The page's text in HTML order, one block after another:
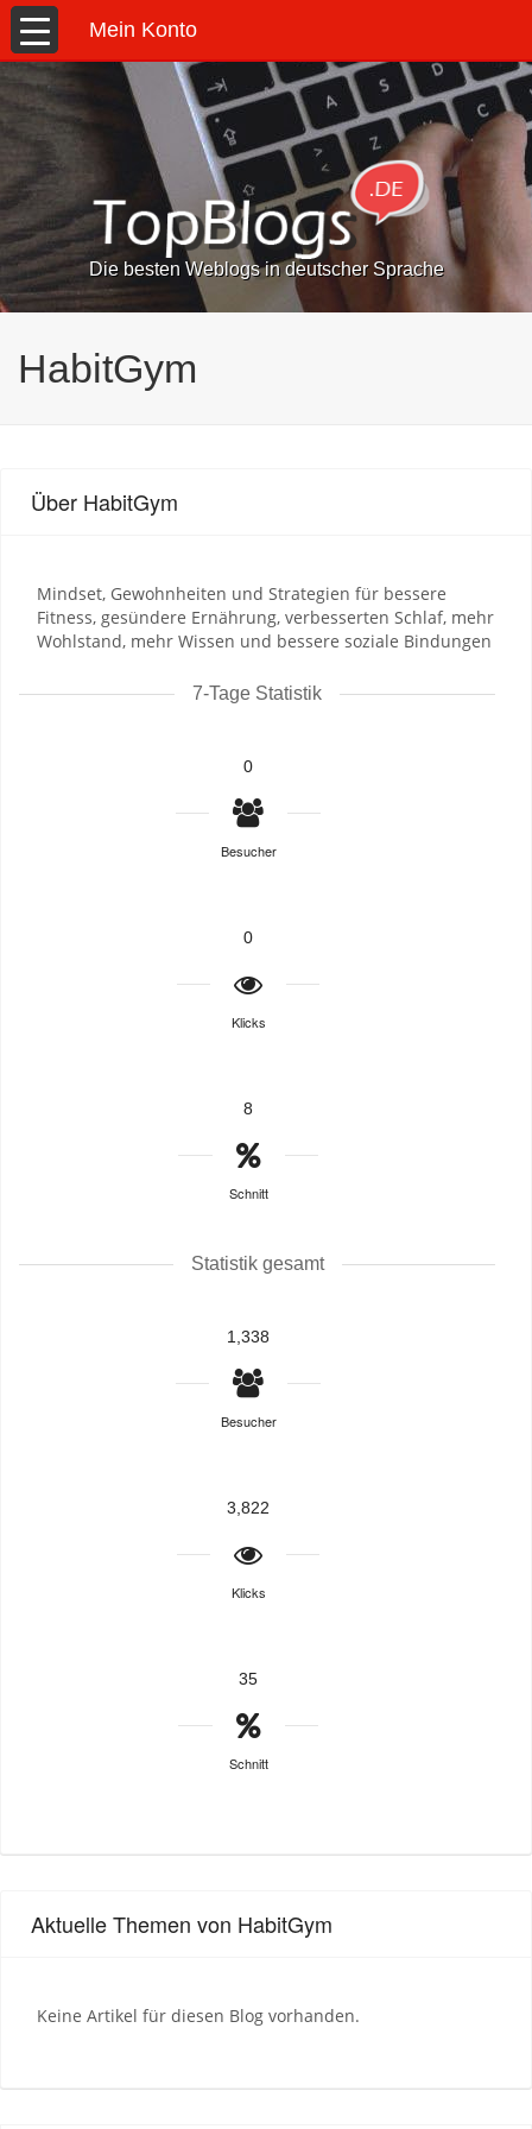
Mein Konto
Die besten Weblogs in deutscher Sprache
HabitGym
Über HabitGym
Mindset, Gewohnheiten und Strategien für bessere
Fitness, gesündere Ernährung, verbesserten Schlaf, mehr
Wohlstand, mehr Wissen und bessere soziale Bindungen
7-Tage Statistik
0
Besucher
0
Klicks
8
Schnitt
Statistik gesamt
1,338
Besucher
3,822
Klicks
35
Schnitt
Aktuelle Themen von HabitGym
Keine Artikel für diesen Blog vorhanden.